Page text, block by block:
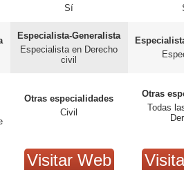
Sí
Especialista-Generalista
Especialista en Derecho
civil
Otras especialidades
Civil
Visitar Web
Otras
Todas